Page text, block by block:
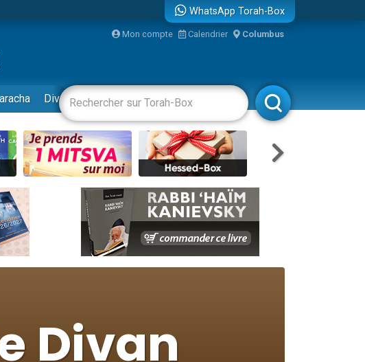
de violences...
Enfants
WhatsApp Torah-Box
Mon compte Calendrier Columbus
Divertissements Livres Rabbanim